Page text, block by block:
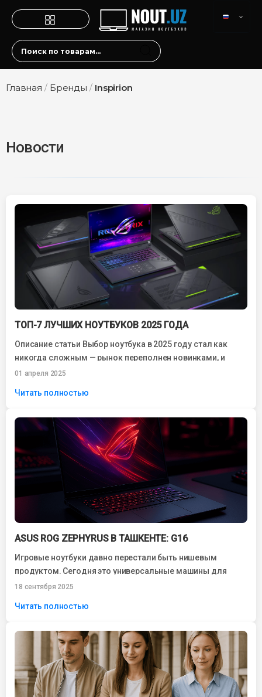
Главная / Бренды / Inspirion
Новости
ТОП-7 ЛУЧШИХ НОУТБУКОВ 2025 ГОДА
Описание статьи Выбор ноутбука в 2025 году стал как
никогда сложным — рынок переполнен новинками, и
каждый производитель обещает «лучшее...
01 апреля 2025
Читать полностью
ASUS ROG ZEPHYRUS В ТАШКЕНТЕ: G16
Игровые ноутбуки давно перестали быть нишевым
продуктом. Сегодня это универсальные машины для
геймеров, дизайнеров, программистов и специалистов по
18 сентября 2025
Читать полностью